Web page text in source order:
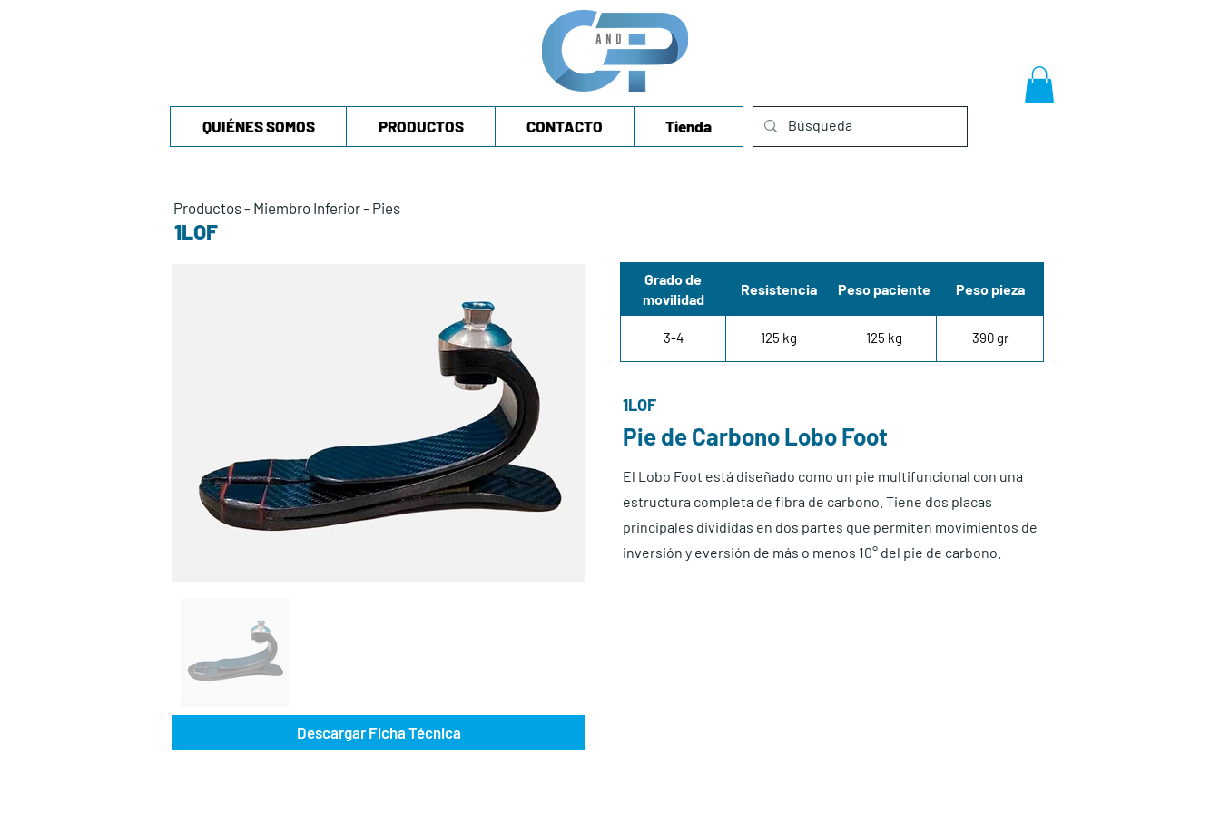
QUIÉNES SOMOS PRODUCTOS CONTACTO Tienda
Productos- Miembro Inferior- Pies
1LOF
Descargar Ficha Técnica
Grado de
movilidad
Resistencia Peso paciente Peso pieza
3-4 125 kg 125 kg 390 gr
1LOF
Pie de Carbono Lobo Foot
El Lobo Foot está diseñado como un pie multifuncional con una
estructura completa de fibra de carbono. Tiene dos placas
principales divididas en dos partes que permiten movimientos de
inversión y eversión de más o menos 10° del pie de carbono.